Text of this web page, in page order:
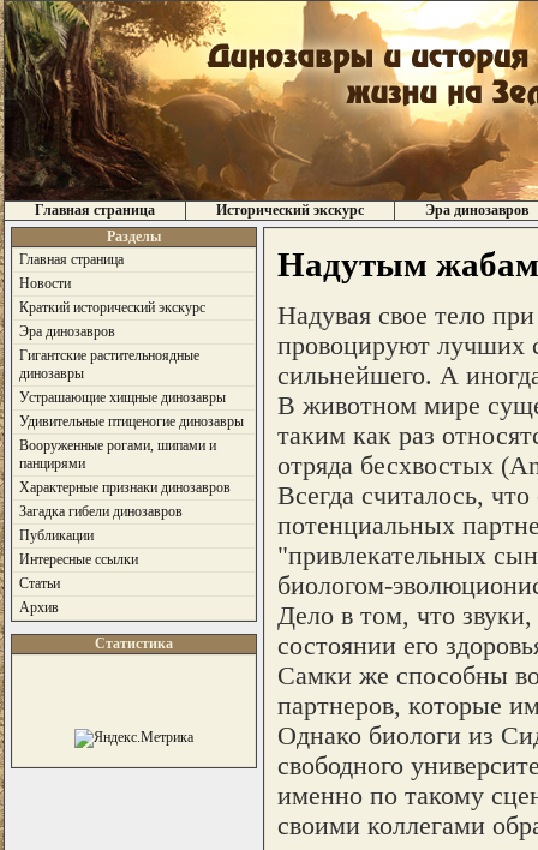
Главная страница Исторический экскурс
Эра динозавров
Разделы
Главная страница
Новости
Краткий исторический экскурс
Эра динозавров
Гигантские растительноядные
динозавры
Устрашающие хищные динозавры
Удивительные птиценогие динозавры
Вооруженные рогами, шипами и
панцирями
Характерные признаки динозавров
Загадка гибели динозавров
Публикации
Интересные ссылки
Статьи
Архив
Статистика
Надутым
Надувая свое тело
провоцируют лучших
сильнейшего. А
В животном мире
таким как раз
отряда бесхвостых
Всегда считалось,
потенциальных
"привлекательных
биологом-
Дело в том, что
состоянии его
Самки же способны
партнеров, которые
Однако биологи из
свободного
именно по такому
своими коллегами